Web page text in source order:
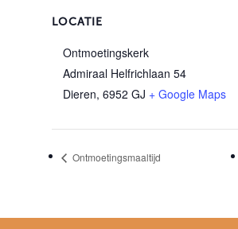
LOCATIE
Ontmoetingskerk
Admiraal Helfrichlaan 54
Dieren, 6952 GJ + Google Maps
Ontmoetingsmaaltijd